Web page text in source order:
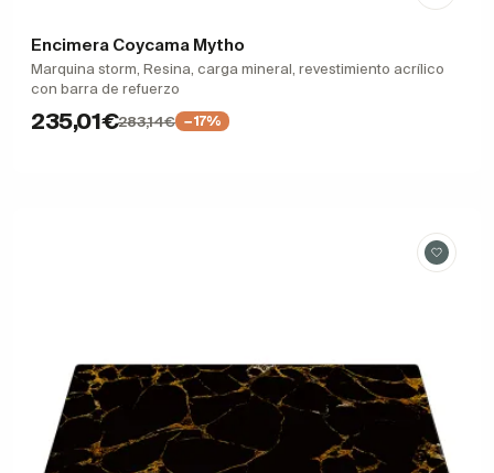
Encimera Coycama Mytho
Marquina storm, Resina, carga mineral, revestimiento acrílico
con barra de refuerzo
235,01€283,14€ −17%